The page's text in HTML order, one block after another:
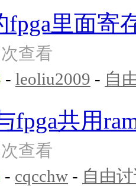
fpga里面寄
查看
- leoliu2009 - 自
fpga共用
查看
- cqcchw - 自由